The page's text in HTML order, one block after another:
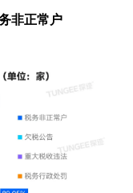
非正常户